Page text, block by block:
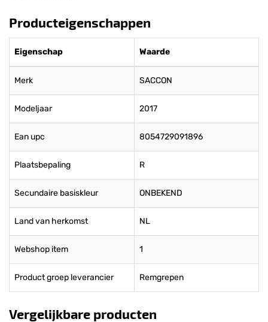
Producteigenschappen
Eigenschap Waarde
Merk SACCON
Modeljaar 2017
Ean upc 8054729091896
Plaatsbepaling R
Secundaire basiskleur ONBEKEND
Land van herkomst NL
Webshop item 1
Product groep leverancier Remgrepen
Vergelijkbare producten